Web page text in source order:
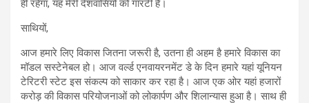
ही रहेगा, यह मेरी देशवासियों को गारंटी है।
साथियों,
आज हमारे लिए विकास जितना जरूरी है, उतना ही अहम है हमारे विकास का
मॉडल सस्टेनेबल हो। आज वर्ल्ड एनवायरनमेंट डे के दिन हमारे यहां यूनियन
टेरिटरी स्टेट इस संकल्प को साकार कर रहा है। आज एक ओर यहां हजारों
करोड़ की विकास परियोजनाओं को लोकार्पण और शिलान्यास हुआ है। साथ ही